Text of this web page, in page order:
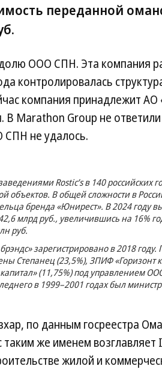
переданной
ООО СПН. Эта компания
контролировалась
компания принадлежит АО
Marathon Group не ответили
СПН не удалось.
Rostic’s в 140 российских
объектов. В общей сложности в
бренда «Юнирест». В 2024 году
млрд руб., увеличившись на 16%
руб.
зарегистрировано в 2018
Степанец (23,5%), ЗПИФ «Горизонт
(11,75%) под управлением
в 1999–2001 годах был
по данным госреестра
таким же именем возглавляет
жилой и